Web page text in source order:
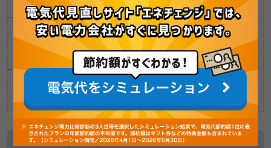
3～4人向け
（461L）
21,583Wh
（601L）
25,917Wh /月
参照: 商品一覧｜冷蔵庫｜東芝ライフスタイル株式会社